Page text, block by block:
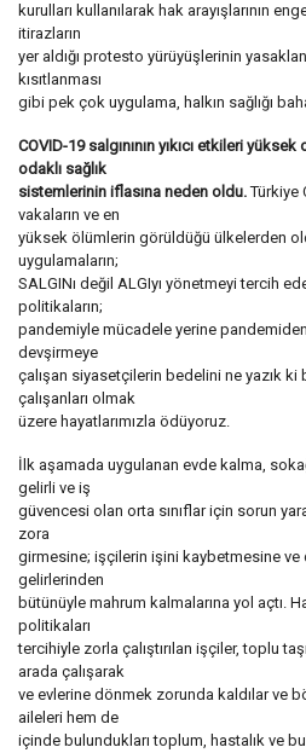
kurulları kullanılarak hak arayışlarının
itirazların
yer aldığı protesto yürüyüşlerinin
kısıtlanması
gibi pek çok uygulama, halkın sağlığı
COVID-19 salgınının yıkıcı etkileri
odaklı sağlık
sistemlerinin iflasına neden oldu.Türkiye
vakaların ve en
yüksek ölümlerin görüldüğü ülkelerden
uygulamaların;
SALGINı değil ALGIyı yönetmeyi tercih
politikaların;
pandemiyle mücadele yerine pandemiden
devşirmeye
çalışan siyasetçilerin bedelini ne yazık ki
çalışanları olmak
üzere hayatlarımızla ödüyoruz.
İlk aşamada uygulanan evde kalma,
gelirli ve iş
güvencesi olan orta sınıflar için sorun
zora
girmesine; işçilerin işini kaybetmesine ve
gelirlerinden
bütünüyle mahrum kalmalarına yol açtı.
politikaları
tercihiyle zorla çalıştırılan işçiler, toplu
arada çalışarak
ve evlerine dönmek zorunda kaldılar ve
aileleri hem de
içinde bulundukları toplum, hastalık ve